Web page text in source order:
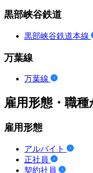
黒部峡谷鉄道
黒部峡谷鉄道本線
万葉線
万葉線
雇用形態・職
雇用形態
アルバイト
正社員
契約社員